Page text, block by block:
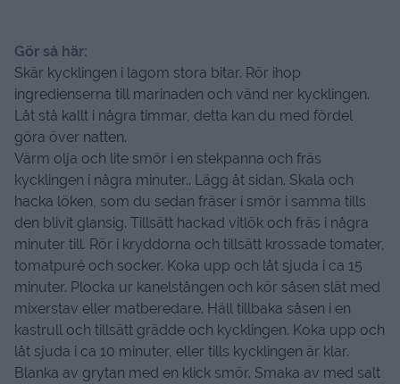
Gör så här:
Skär kycklingen i lagom stora bitar. Rör ihop
ingredienserna till marinaden och vänd ner kycklingen.
Låt stå kallt i några timmar, detta kan du med fördel
göra över natten.
Värm olja och lite smör i en stekpanna och fräs
kycklingen i några minuter.. Lägg åt sidan. Skala och
hacka löken, som du sedan fräser i smör i samma tills
den blivit glansig. Tillsätt hackad vitlök och fräs i några
minuter till. Rör i kryddorna och tillsätt krossade tomater,
tomatpuré och socker. Koka upp och låt sjuda i ca 15
minuter. Plocka ur kanelstången och kör såsen slät med
mixerstav eller matberedare. Häll tillbaka såsen i en
kastrull och tillsätt grädde och kycklingen. Koka upp och
låt sjuda i ca 10 minuter, eller tills kycklingen är klar.
Blanka av grytan med en klick smör. Smaka av med salt